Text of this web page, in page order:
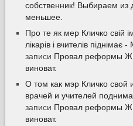
собственник! Выбираем из
меньшее.
Про те як мер Кличко свій
лікарів і вчителів піднімає
записи Провал реформы
виноват.
О том как мэр Кличко свой
врачей и учителей
записи Провал реформы
виноват.